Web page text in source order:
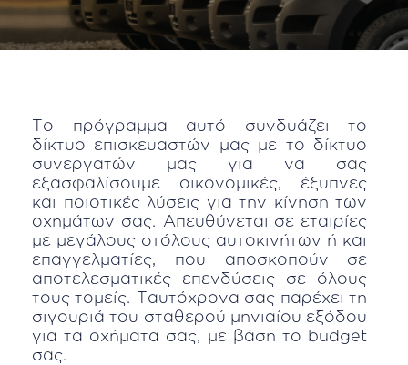
Το πρόγραμμα αυτό συνδυάζει το
δίκτυο επισκευαστών μας με το δίκτυο
συνεργατών μας για να σας
εξασφαλίσουμε οικονομικές, έξυπνες
και ποιοτικές λύσεις για την κίνηση των
οχημάτων σας. Απευθύνεται σε εταιρίες
με μεγάλους στόλους αυτοκινήτων ή και
επαγγελματίες, που αποσκοπούν σε
αποτελεσματικές επενδύσεις σε όλους
τους τομείς. Ταυτόχρονα σας παρέχει τη
σιγουριά του σταθερού μηνιαίου εξόδου
για τα οχήματα σας, με βάση το budget
σας.